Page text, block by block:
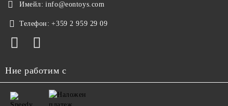
Имейл: info@eontoys.com
Телефон: +359 2 959 29 09
Ние работим с